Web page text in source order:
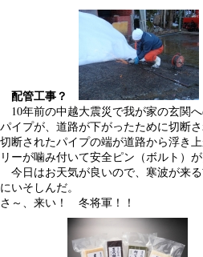
配管工事？
10年前の中越大震災で我が家の玄関
パイプが、道路が下がったために切断さ
切断されたパイプの端が道路から浮き
リーが噛み付いて安全ピン（ボルト）
今日はお天気が良いので、寒波が来
にいそしんだ。
さ～、来い！ 冬将軍！！